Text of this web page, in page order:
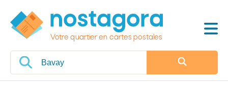
Votre quartier en cartes postales